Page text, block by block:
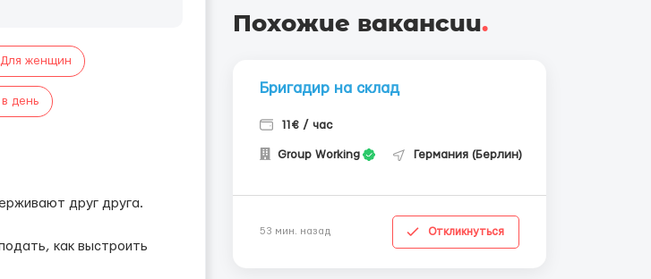
Для женщин
день
друг друга.
как выстроить
Похожие вакансии.
Бригадир на склад
11€ / час
Group Working Германия (Берлин)
53 мин. назад Откликнуться